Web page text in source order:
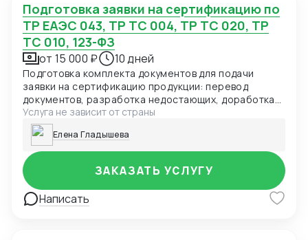
Подготовка заявки на сертификацию по
ТР ЕАЭС 043, ТР ТС 004, ТР ТС 020, ТР
ТС 010, 123-ФЗ
от 15 000 ₽ 10 дней
Подготовка комплекта документов для подачи
заявки на сертификацию продукции: перевод
документов, разработка недостающих, доработка
технических условий, регламентов, чертежей.
Услуга не зависит от страны
Елена Гладышева
Написать
ЗАКАЗАТЬ УСЛУГУ